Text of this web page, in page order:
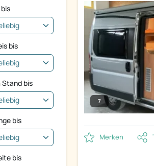
7
Merken
bis
bis
Stand bis
bis
bis